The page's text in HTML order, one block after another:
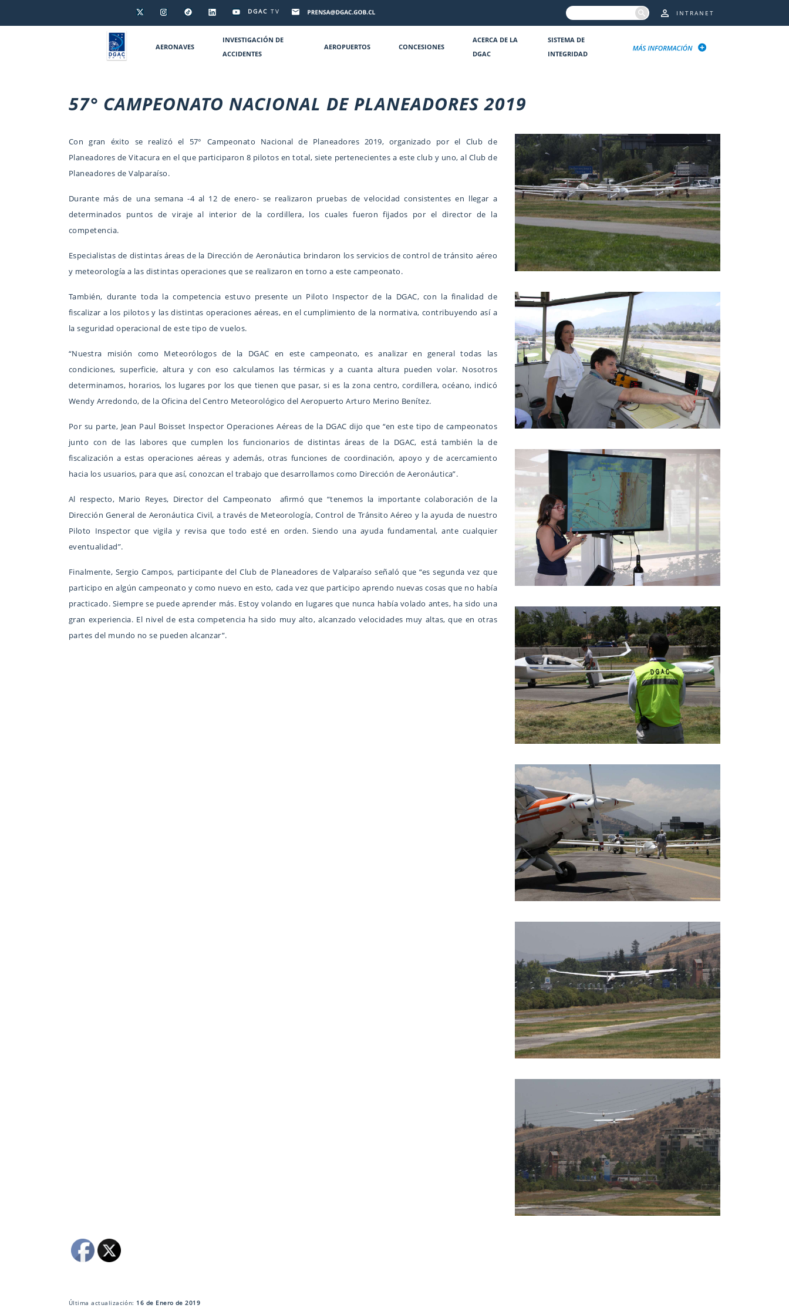
DGAC TV INTRANET
AERONAVES
INVESTIGACIÓN DE
ACCIDENTES
AEROPUERTOS CONCESIONES
ACERCA DE LA
DGAC
SISTEMA DE
INTEGRIDAD
57° CAMPEONATO NACIONAL DE PLANEADORES 2019
Con gran éxito se realizó el 57° Campeonato Nacional de Planeadores 2019, organizado por el Club de
Planeadores de Vitacura en el que participaron 8 pilotos en total, siete pertenecientes a este club y uno, al Club de
Planeadores de Valparaíso.
Durante más de una semana -4 al 12 de enero- se realizaron pruebas de velocidad consistentes en llegar a
determinados puntos de viraje al interior de la cordillera, los cuales fueron fijados por el director de la
competencia.
Especialistas de distintas áreas de la Dirección de Aeronáutica brindaron los servicios de control de tránsito aéreo
y meteorología a las distintas operaciones que se realizaron en torno a este campeonato.
También, durante toda la competencia estuvo presente un Piloto Inspector de la DGAC, con la finalidad de
fiscalizar a los pilotos y las distintas operaciones aéreas, en el cumplimiento de la normativa, contribuyendo así a
la seguridad operacional de este tipo de vuelos.
“Nuestra misión como Meteorólogos de la DGAC en este campeonato, es analizar en general todas las
condiciones, superficie, altura y con eso calculamos las térmicas y a cuanta altura pueden volar. Nosotros
determinamos, horarios, los lugares por los que tienen que pasar, si es la zona centro, cordillera, océano, indicó
Wendy Arredondo, de la Oficina del Centro Meteorológico del Aeropuerto Arturo Merino Benítez.
Por su parte, Jean Paul Boisset Inspector Operaciones Aéreas de la DGAC dijo que “en este tipo de campeonatos
junto con de las labores que cumplen los funcionarios de distintas áreas de la DGAC, está también la de
fiscalización a estas operaciones aéreas y además, otras funciones de coordinación, apoyo y de acercamiento
hacia los usuarios, para que así, conozcan el trabajo que desarrollamos como Dirección de Aeronáutica”.
Al respecto, Mario Reyes, Director del Campeonato afirmó que “tenemos la importante colaboración de la
Dirección General de Aeronáutica Civil, a través de Meteorología, Control de Tránsito Aéreo y la ayuda de nuestro
Piloto Inspector que vigila y revisa que todo esté en orden. Siendo una ayuda fundamental, ante cualquier
eventualidad”.
Finalmente, Sergio Campos, participante del Club de Planeadores de Valparaíso señaló que “es segunda vez que
participo en algún campeonato y como nuevo en esto, cada vez que participo aprendo nuevas cosas que no había
practicado. Siempre se puede aprender más. Estoy volando en lugares que nunca había volado antes, ha sido una
gran experiencia. El nivel de esta competencia ha sido muy alto, alcanzado velocidades muy altas, que en otras
partes del mundo no se pueden alcanzar”.
Última actualización: 16 de Enero de 2019